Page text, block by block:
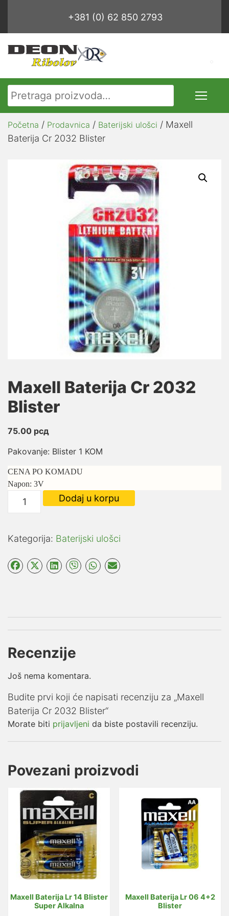
+381 (0) 62 850 2793
Pretraga za:
Početna / Prodavnica / Baterijski ulošci / Maxell
Baterija Cr 2032 Blister
Maxell Baterija Cr 2032
Blister
75.00 рсд
Pakovanje: Blister 1 KOM
CENA PO KOMADU
Napon: 3V
Maxell
Baterija
2032
količina
Dodaj u korpu
Kategorija: Baterijski ulošci
Recenzije
Još nema komentara.
Budite prvi koji će napisati recenziju za „Maxell
Baterija Cr 2032 Blister“
Morate biti prijavljeni da biste postavili recenziju.
Povezani proizvodi
Maxell Baterija Lr 14 Blister
Super Alkalna
Maxell Baterija Lr 06 4+2
Blister